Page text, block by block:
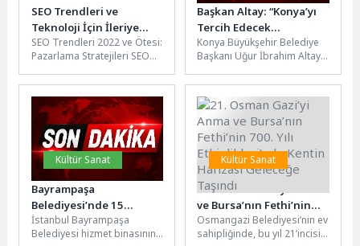
SEO Trendleri ve
Teknoloji İçin İleriye
Dönük Pazarlama
Stratejileri
SEO Trendleri 2022 ve Ötesi:
Pazarlama Stratejileri SEO
trendler doğrultusunda,
dijital pazarlama...
Başkan Altay: “Konya’yı
Tercih Edecek
Gençlerimizi Hem Kaliteli
Bir Eğitim Hem de
Unutamayacakları Bir
Bekliyor”
Konya Büyükşehir Belediye
Başkanı Uğur İbrahim Altay,
üniversite öğrencisi ile...
Kültür Sanat
Bayrampaşa
Belediyesi’nde 15
Temmuz temalı resim
sergisi açıldı
İstanbul Bayrampaşa
Belediyesi hizmet binasının
Kültür Sanat
21. Osman Gazi’yi Anma
ve Bursa’nın Fethi’nin
700. Yılı Etkinlikleri’nde
Kentin Hafızası Geleceğe
Osmangazi Belediyesi’nin ev
sahipliğinde, bu yıl 21’incisi